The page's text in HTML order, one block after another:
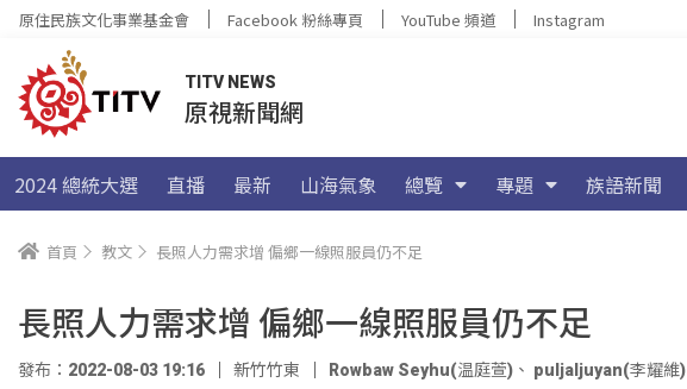
原住民族文化事業基金會 Facebook 粉絲專頁 YouTube 頻道 Instagram
TITV NEWS
原視新聞網
2024 總統大選 直播 最新 山海氣象 總覽 專題 族語新聞
首頁 教文 長照人力需求增 偏鄉一線照服員仍不足
長照人力需求增 偏鄉一線照服員仍不足
發布：2022-08-03 19:16 新竹竹東 Rowbaw Seyhu(温庭萱) 、 puljaljuyan(李耀維)